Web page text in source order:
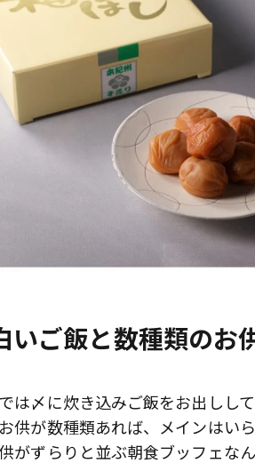
いご飯と数種類のお
では〆に炊き込みご飯をお出しし
供が数種類あれば、メインはい
がずらりと並ぶ朝食ブッフェなん